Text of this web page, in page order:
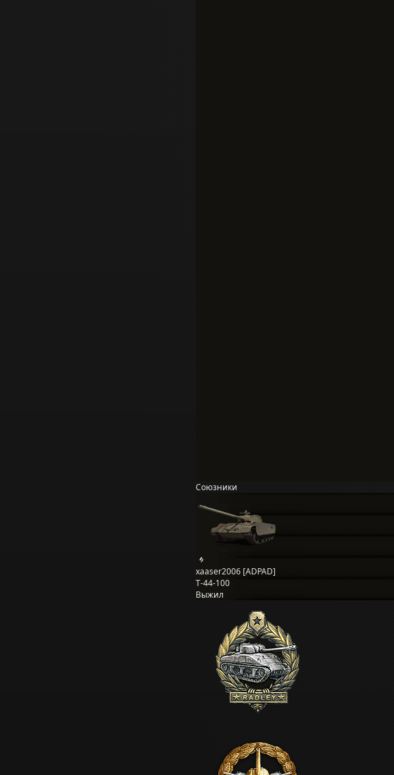
Союзники
xaaser2006 [ADPAD]
Т-44-100
Выжил